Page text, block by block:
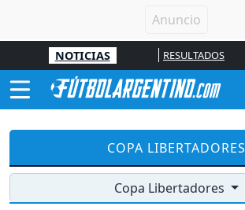
NOTICIAS RESULTADOS
COPA LIBERTADORES
Copa Libertadores